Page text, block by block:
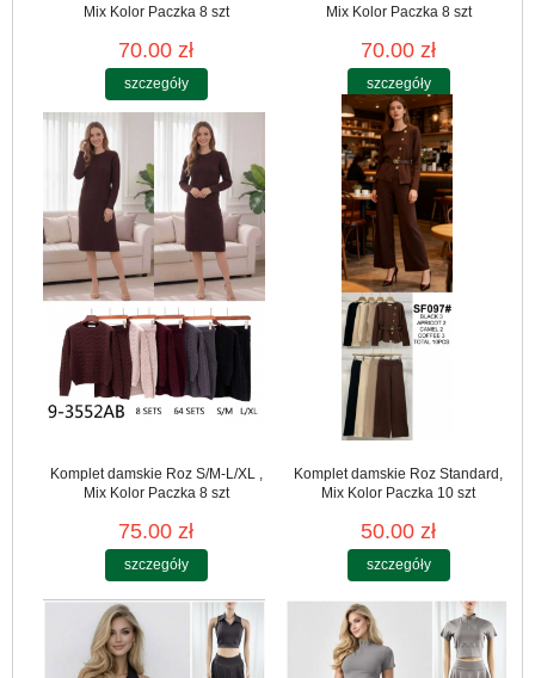
Mix Kolor Paczka 8 szt
70.00 zł
szczegóły
Mix Kolor Paczka 8 szt
70.00 zł
szczegóły
Komplet damskie Roz S/M-L/XL ,
Mix Kolor Paczka 8 szt
75.00 zł
szczegóły
Komplet damskie Roz Standard,
Mix Kolor Paczka 10 szt
50.00 zł
szczegóły